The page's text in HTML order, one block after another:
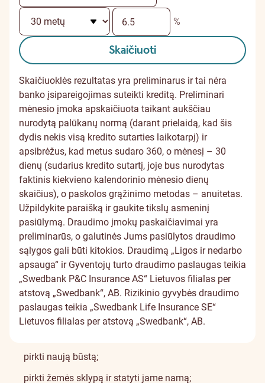
%
Skaičiuoti
Skaičiuoklės rezultatas yra preliminarus ir tai nėra
banko įsipareigojimas suteikti kreditą. Preliminari
mėnesio įmoka apskaičiuota taikant aukščiau
nurodytą palūkanų normą (darant prielaidą, kad šis
dydis nekis visą kredito sutarties laikotarpį) ir
apsibrėžus, kad metus sudaro 360, o mėnesį – 30
dienų (sudarius kredito sutartį, joje bus nurodytas
faktinis kiekvieno kalendorinio mėnesio dienų
skaičius), o paskolos grąžinimo metodas – anuitetas.
Užpildykite paraišką ir gaukite tikslų asmeninį
pasiūlymą. Draudimo įmokų paskaičiavimai yra
preliminarūs, o galutinės Jums pasiūlytos draudimo
sąlygos gali būti kitokios. Draudimą „Ligos ir nedarbo
apsauga“ ir Gyventojų turto draudimo paslaugas teikia
„Swedbank P&C Insurance AS“ Lietuvos filialas per
atstovą „Swedbank“, AB. Rizikinio gyvybės draudimo
paslaugas teikia „Swedbank Life Insurance SE“
Lietuvos filialas per atstovą „Swedbank“, AB.
pirkti naują būstą;
pirkti žemės sklypą ir statyti jame namą;